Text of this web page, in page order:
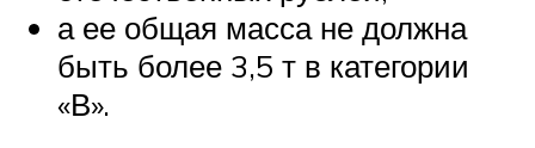
а ее общая масса не должна
быть более 3,5 т в категории
«В».